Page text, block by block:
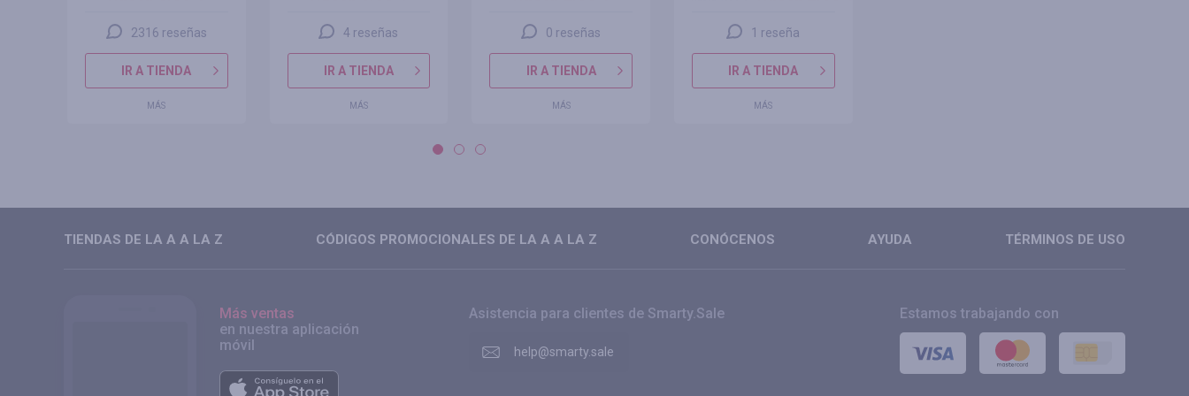
2316 reseñas
IR A TIENDA
MÁS
4 reseñas
IR A TIENDA
MÁS
0 reseñas
IR A TIENDA
MÁS
1 reseña
IR A TIENDA
MÁS
TIENDAS DE LA A A LA Z CÓDIGOS PROMOCIONALES DE LA A A LA Z CONÓCENOS AYUDA TÉRMINOS DE USO
Más ventas
en nuestra aplicación
móvil
Estamos trabajando con
Asistencia para clientes de Smarty.Sale
help@smarty.sale